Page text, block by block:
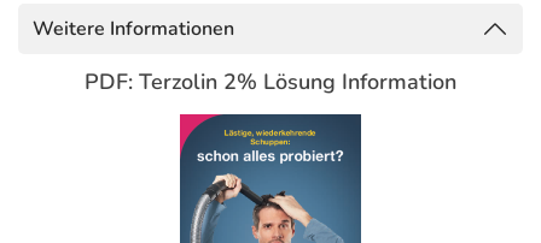
Mehr als 50% der Bevölkerung ist von Schuppen
betroffen. Männer sind oft stärker betroffen als Frauen, da
sie hormonell bedingt mehr Talg produzieren. Dies kann
ein übermäßiges Wachstum des Hefepilzes fördern.
Terzolin® 2% Lösung gewährleistet eine medizinische
und effektive Behandlung von Schuppen
Es bekämpft die Ursache der Schuppen (Schuppenpilz
Weitere Informationen
PDF: Terzolin 2% Lösung Information